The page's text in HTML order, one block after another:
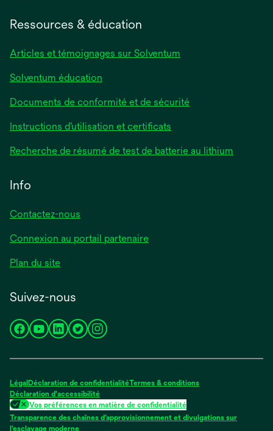
Ressources & éducation
Articles et témoignages sur Solventum
Solventum éducation
Documents de conformité et de sécurité
Instructions d’utilisation et certificats
Recherche de résumé de test de batterie au lithium
Info
Contactez-nous
Connexion au portail partenaire
Plan du site
Suivez-nous
s’ouvre
nouvel
onglet
s’ouvre
nouvel
onglet
s’ouvre
nouvel
onglet
s’ouvre
nouvel
onglet
s’ouvre
nouvel
onglet
LégalDéclaration de confidentialitéTermes & conditions
Déclaration d'accessibilité
Vos préférences en matière de confidentialité
Transparence des chaînes d’approvisionnement et divulgations sur
l’esclavage modernes’ouvre